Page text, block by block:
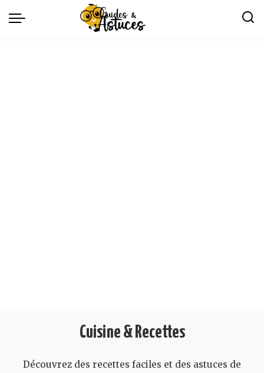
Cuisine & Recettes
Découvrez des recettes faciles et des astuces de